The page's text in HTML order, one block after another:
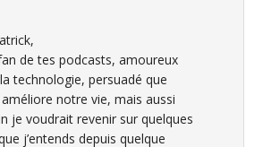
de tes podcasts, amoureux
technologie, persuadé que
notre vie, mais aussi
je voudrait revenir sur quelques
j’entends depuis quelque